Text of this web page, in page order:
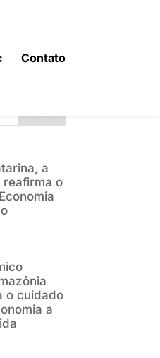
Contato
a
reafirma o
o cuidado
a